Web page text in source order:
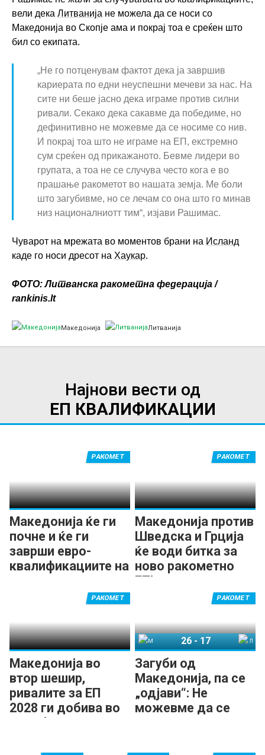
вели дека Литванија не можела да се носи со
Македонија во Скопје ама и покрај тоа е среќен што
бил со екипата.
„Не го потценувам фактот дека ја завршив
кариерата по едни неуспешни мечеви за нас. На
сите ни беше јасно дека играме против силни
ривали. Секако дека сакавме да победиме, но
дефинитивно не можевме да се носиме со нив.
И покрај тоа што не играме на ЕП, екстремно
сум среќен од прикажаното. Бевме лидери во
групата, а тоа не се случува често кога е во
прашање ракометот во нашата земја. Ме боли
што загубивме, но се лечам со она што го минав
низ националниотт тим“, изјави Рашимас.
Чуварот на мрежата во моментов брани на Исланд
каде го носи дресот на Хаукар.
ФОТО: Литванска ракометна федерација /
rankinis.lt
Македонија Литванија
Најнови вести од
ЕП КВАЛИФИКАЦИИ
Македонија ќе ги
почне и ќе ги
заврши евро-
квалификациите на
РАКОМЕТ
Македонија против
Шведска и Грција
ќе води битка за
ново ракометно
ЕП!
РАКОМЕТ
Македонија во
втор шешир,
ривалите за ЕП
2028 ги добива во
Лисабон
РАКОМЕТ
Загуби од
Македонија, па се
„одјави“: Не
можевме да се
РАКОМЕТ
26-17